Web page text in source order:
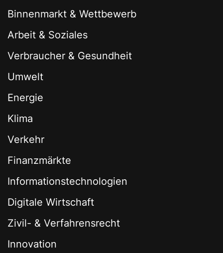
Binnenmarkt & Wettbewerb
Arbeit & Soziales
Verbraucher & Gesundheit
Umwelt
Energie
Klima
Verkehr
Finanzmärkte
Informationstechnologien
Digitale Wirtschaft
Zivil- & Verfahrensrecht
Innovation